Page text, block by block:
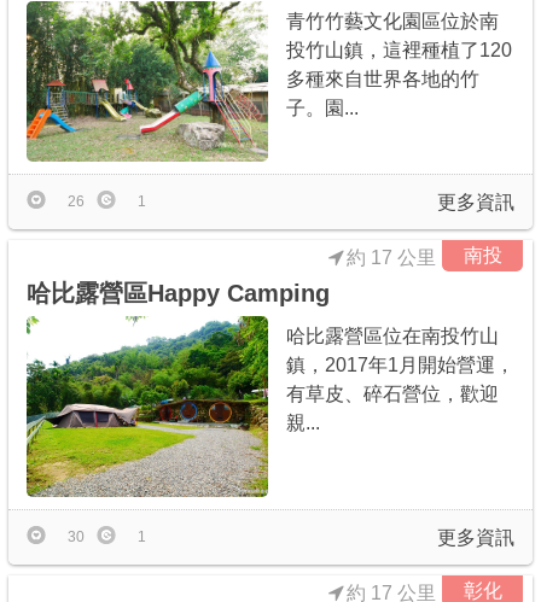
青竹竹藝文化園區位於南
投竹山鎮，這裡種植了120
多種來自世界各地的竹
子。園...
更多資訊
26 1
南投
哈比露營區Happy Camping
約 17 公里
哈比露營區位在南投竹山
鎮，2017年1月開始營運，
有草皮、碎石營位，歡迎
親...
更多資訊
30 1
彰化
約 17 公里